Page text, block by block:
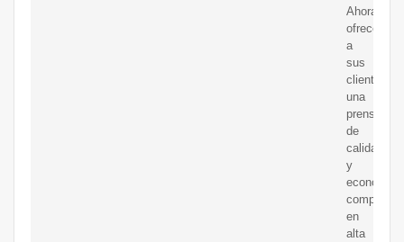
Ahora
ofrecemos
a
sus
clientes
una
prensa
de
calidad
y
en
alta